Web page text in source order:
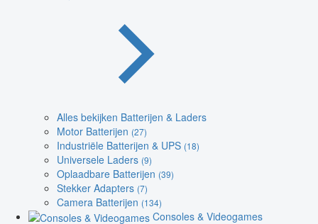
Alles bekijken Batterijen & Laders
Motor Batterijen (27)
Industriële Batterijen & UPS (18)
Universele Laders (9)
Oplaadbare Batterijen (39)
Stekker Adapters (7)
Camera Batterijen (134)
Consoles & Videogames